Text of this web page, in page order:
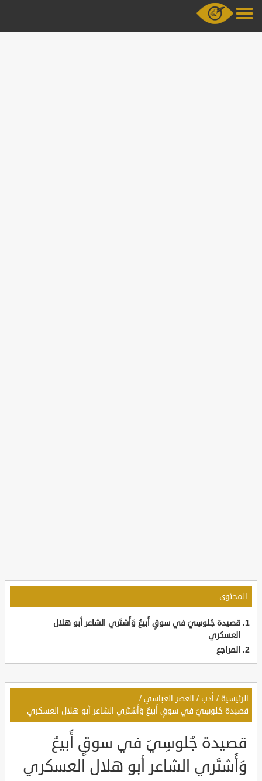
المحتوى
قصيدة جُلوسِيَ في سوقٍ أَبيعُ وَأَشتَري الشاعر أبو هلال
العسكري
المراجع
الرئيسية / أدب / العصر العباسي /
قصيدة جُلوسِيَ في سوقٍ أَبيعُ وَأَشتَري الشاعر أبو هلال العسكري
قصيدة جُلوسِيَ في سوقٍ أَبيعُ
وَأَشتَري الشاعر أبو هلال العسكري